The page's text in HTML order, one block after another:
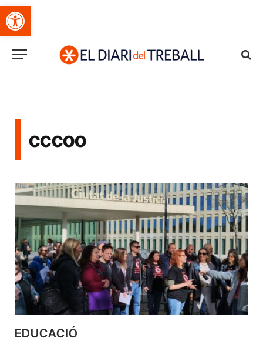
Obre la barra d'eines
cccoo
EDUCACIÓ